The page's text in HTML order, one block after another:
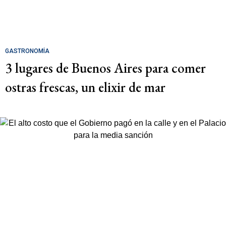
GASTRONOMÍA
3 lugares de Buenos Aires para comer
ostras frescas, un elixir de mar